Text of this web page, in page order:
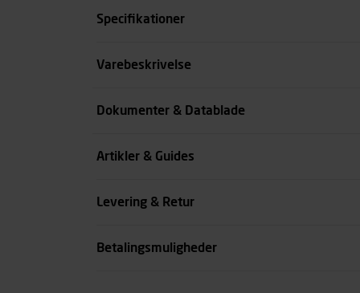
Specifikationer
Størrelse
Varebeskrivelse
Dokumenter & Datablade
Artikler & Guides
Levering & Retur
Betalingsmuligheder